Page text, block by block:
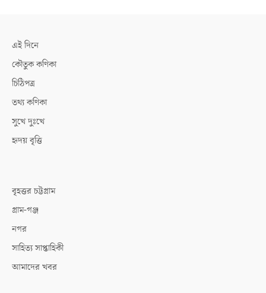
এই দিনে
কৌতুক কণিকা
চিঠিপত্র
তথ্য কণিকা
সুখে দুঃখে
হৃদয় বৃত্তি
বৃহত্তর চট্টগ্রাম
গ্রাম-গঞ্জ
নগর
সাহিত্য সাপ্তাহিকী
আমাদের খবর